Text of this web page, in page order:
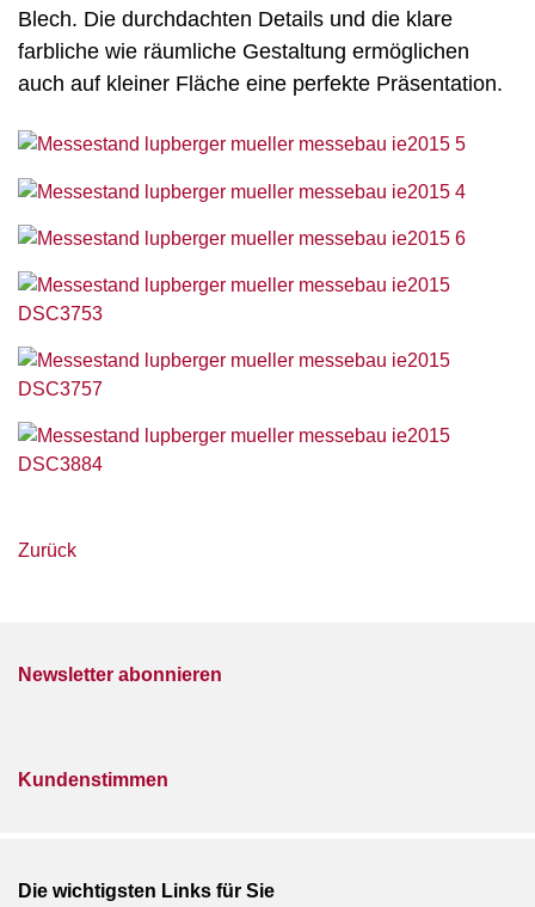
Blech. Die durchdachten Details und die klare
farbliche wie räumliche Gestaltung ermöglichen
auch auf kleiner Fläche eine perfekte Präsentation.
Zurück
Newsletter abonnieren
Kundenstimmen
Die wichtigsten Links für Sie